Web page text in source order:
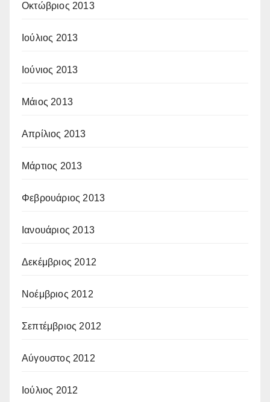
Οκτώβριος 2013
Ιούλιος 2013
Ιούνιος 2013
Μάιος 2013
Απρίλιος 2013
Μάρτιος 2013
Φεβρουάριος 2013
Ιανουάριος 2013
Δεκέμβριος 2012
Νοέμβριος 2012
Σεπτέμβριος 2012
Αύγουστος 2012
Ιούλιος 2012